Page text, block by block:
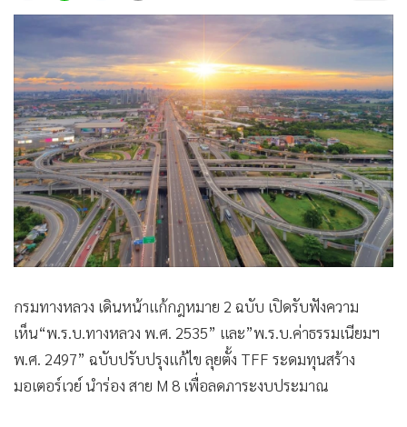
• Exclusive Health
ผู้จัดกวน
• น่าสนใจ
• ข่าวอัพเดต
• เศรษฐกิจ-ธุรกิจ
• สังคม-โซเชียล
กรมทางหลวง เดินหน้าแก้กฎหมาย 2 ฉบับ เปิดรับฟังความ
เห็น“พ.ร.บ.ทางหลวง พ.ศ. 2535” และ”พ.ร.บ.ค่าธรรมเนียมฯ
พ.ศ. 2497” ฉบับปรับปรุงแก้ไข ลุยตั้ง TFF ระดมทุนสร้าง
มอเตอร์เวย์ นำร่อง สาย M 8 เพื่อลดภาระงบประมาณ